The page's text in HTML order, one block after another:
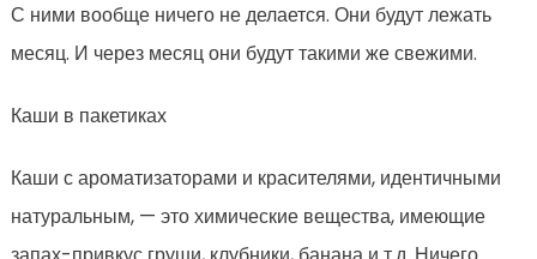
С ними вообще ничего не делается. Они будут лежать
месяц. И через месяц они будут такими же свежими.
Каши в пакетиках
Каши с ароматизаторами и красителями, идентичными
натуральным, — это химические вещества, имеющие